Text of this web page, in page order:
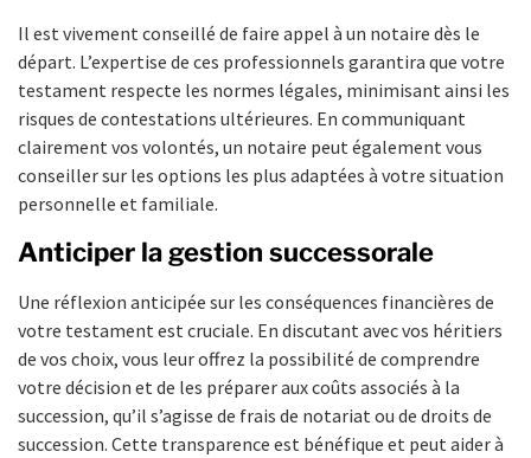
Il est vivement conseillé de faire appel à un notaire dès le
départ. L’expertise de ces professionnels garantira que votre
testament respecte les normes légales, minimisant ainsi les
risques de contestations ultérieures. En communiquant
clairement vos volontés, un notaire peut également vous
conseiller sur les options les plus adaptées à votre situation
personnelle et familiale.
Anticiper la gestion successorale
Une réflexion anticipée sur les conséquences financières de
votre testament est cruciale. En discutant avec vos héritiers
de vos choix, vous leur offrez la possibilité de comprendre
votre décision et de les préparer aux coûts associés à la
succession, qu’il s’agisse de frais de notariat ou de droits de
succession. Cette transparence est bénéfique et peut aider à